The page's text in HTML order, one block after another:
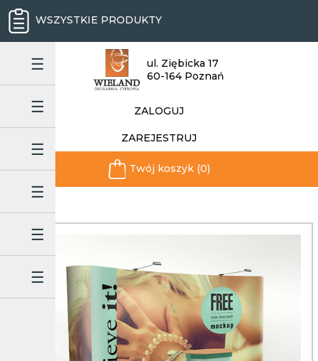
WSZYSTKIE PRODUKTY
ul. Ziębicka 17
60-164 Poznań
ZALOGUJ
ZAREJESTRUJ
Twój koszyk (0)